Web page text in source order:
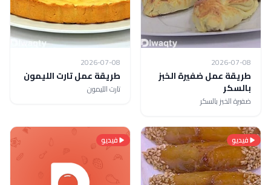
2026-07-08
طريقة عمل ضفيرة الخبز
بالسكر
ضفيرة الخبز بالسكر
2026-07-08
طريقة عمل تارت الليمون
تارت الليمون
فيديو فيديو